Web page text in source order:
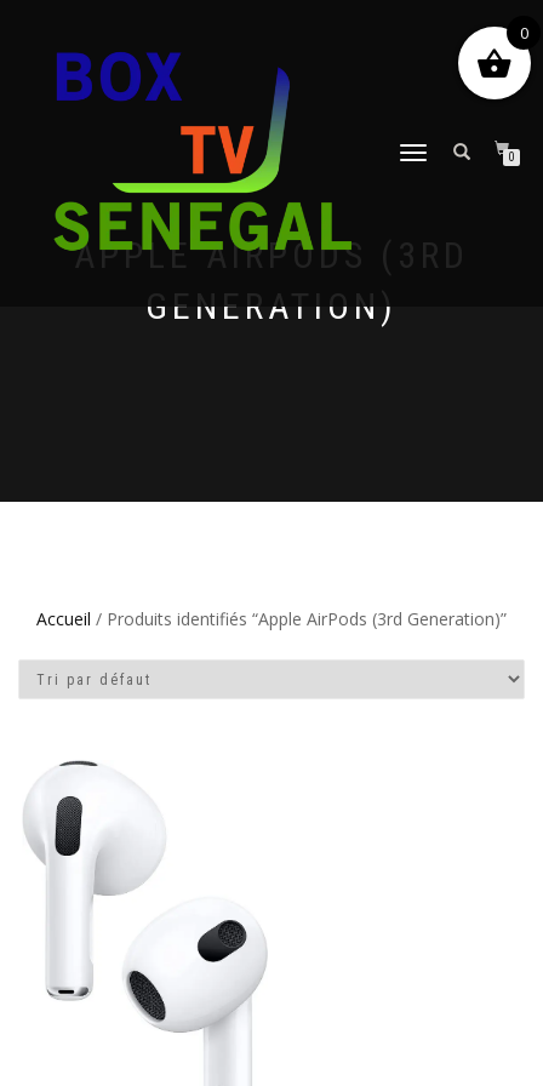
DÉPLIER
0
APPLE AIRPODS (3RD
GENERATION)
Accueil / Produits identifiés “Apple AirPods (3rd Generation)”
0